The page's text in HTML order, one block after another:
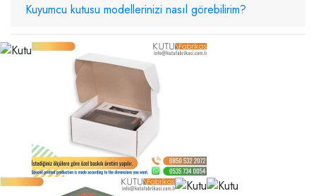
Kuyumcu kutusu modellerinizi nasıl görebilirim?